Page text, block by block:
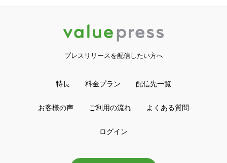
プレスリリースを配信したい方へ
特長 料金プラン 配信先一覧
お客様の声 ご利用の流れ よくある質問
ログイン